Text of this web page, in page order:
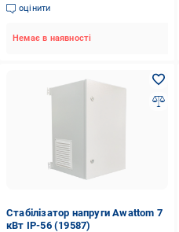
оцінити
Немає в наявності
Стабілізатор напруги Awattom 7
кВт IP-56 (19587)